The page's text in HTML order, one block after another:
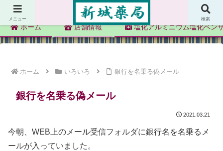
新城薬局
ホーム 店舗情報 塩化アルミニウム塩化ベン
ホーム いろいろ 銀行を名乗る偽メール
銀行を名乗る偽メール
2021.03.21
今朝、WEB上のメール受信フォルダに銀行名を名乗るメ
ールが入っていました。
メニュー 検索